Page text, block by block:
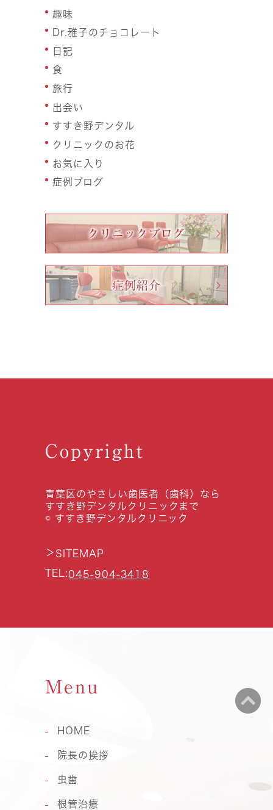
趣味
Dr.雅子のチョコレート
日記
食
旅行
出会い
すすき野デンタル
クリニックのお花
お気に入り
症例ブログ
Copyright
青葉区のやさしい歯医者（歯科）なら
すすき野デンタルクリニックまで
© すすき野デンタルクリニック
＞ SITEMAP
TEL:045-904-3418
Menu
HOME
院長の挨拶
虫歯
根管治療